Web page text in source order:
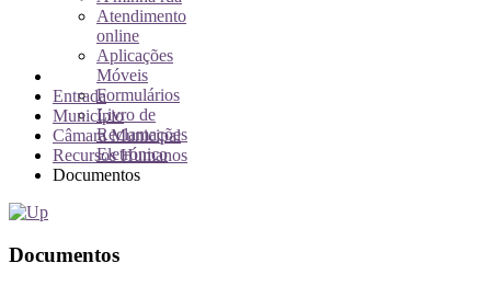
Atendimento
online
Aplicações
Móveis
Formulários
Livro de
Reclamações
Eletrónico
Entrada
Município
Câmara Municipal
Recursos Humanos
Documentos
Documentos